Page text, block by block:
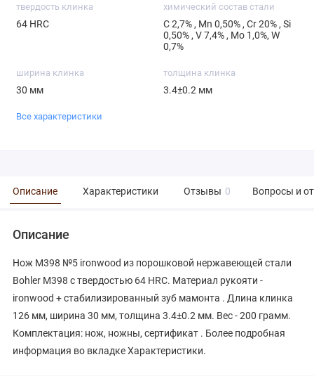
твердость клинка
64 HRC
химический состав стали
С 2,7% , Mn 0,50% , Cr 20% , Si
0,50% , V 7,4% , Mo 1,0%, W
0,7%
ширина клинка
30 мм
толщина клинка
3.4±0.2 мм
Все характеристики
Описание Характеристики Отзывы 0 Вопросы и
Описание
Нож М398 №5 ironwood из порошковой нержавеющей стали
Bohler М398 с твердостью 64 HRC. Материал рукояти -
ironwood + стабилизированный зуб мамонта . Длина клинка
126 мм, ширина 30 мм, толщина 3.4±0.2 мм. Вес - 200 грамм.
Комплектация: нож, ножны, сертификат . Более подробная
информация во вкладке Характеристики.